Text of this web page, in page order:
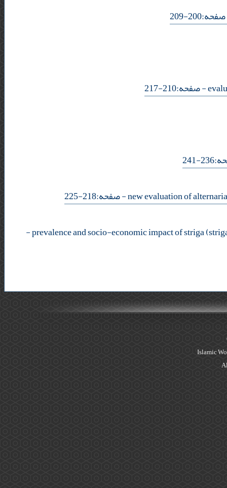
209
- صفحه:210-217
241
- صفحه:218-225
-
Islamic